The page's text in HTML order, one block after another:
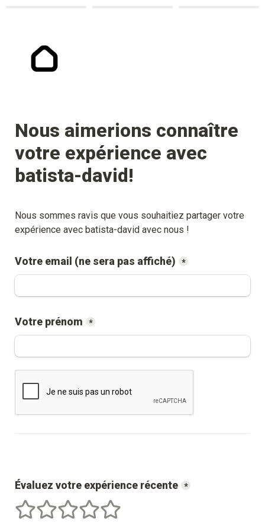
Nous aimerions connaître
batista-david!
Nous sommes ravis que vous souhaitiez partager votre
expérience avec batista-david avec nous !
Votre email (ne sera pas affiché) *
Votre prénom *
Évaluez votre expérience récente *
1 étoiles2 étoiles3 étoiles4 étoiles5 étoiles